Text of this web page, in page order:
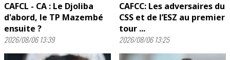
CAFCL - CA : Le Djoliba
d'abord, le TP Mazembé
ensuite ?
2026/08/06 13:39
CAFCC: Les adversaires du
CSS et de l’ESZ au premier
tour ...
2026/08/06 13:25